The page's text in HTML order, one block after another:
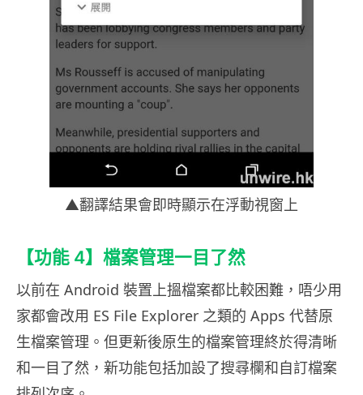
▲翻譯結果會即時顯示在浮動視窗上
【功能 4】檔案管理一目了然
以前在 Android 裝置上搵檔案都比較困難，唔少用
家都會改用 ES File Explorer 之類的 Apps 代替原
生檔案管理。但更新後原生的檔案管理終於得清晰
和一目了然，新功能包括加設了搜尋欄和自訂檔案